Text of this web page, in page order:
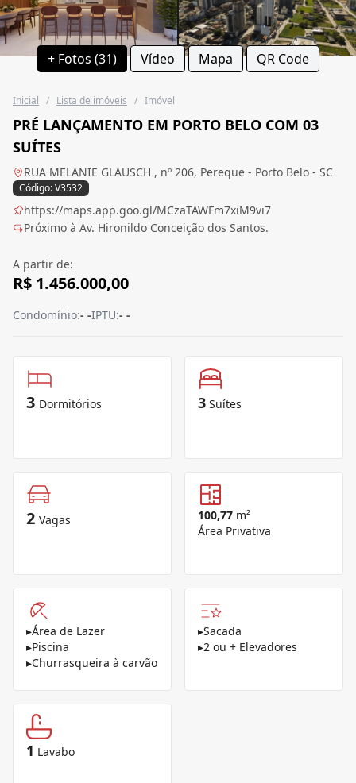
+ Fotos (31) Vídeo Mapa QR Code
Inicial / Lista de imóveis / Imóvel
PRÉ LANÇAMENTO EM PORTO BELO COM 03
SUÍTES
RUA MELANIE GLAUSCH , nº 206, Pereque - Porto Belo - SC
Código: V3532
https://maps.app.goo.gl/MCzaTAWFm7xiM9vi7
Próximo à Av. Hironildo Conceição dos Santos.
A partir de:
R$ 1.456.000,00
Condomínio:- -IPTU:- -
3 Dormitórios 3 Suítes
2 Vagas 100,77 m²
Área Privativa
▸Área de Lazer
▸Piscina
▸Churrasqueira à carvão
▸Sacada
▸2 ou + Elevadores
1 Lavabo